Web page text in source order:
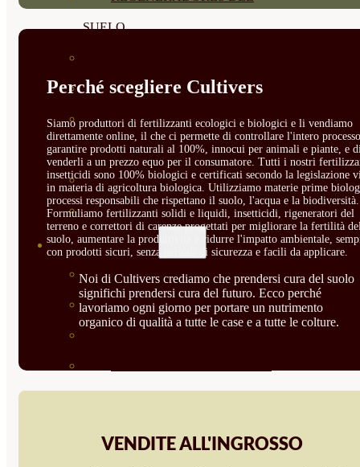
SUELO
MATERIAS PRIMAS
PROTECCIÓN CULTIVOS Y
PLANTAS
PLANTAS INTERIOR
GROWPUNCH
SEMILLAS
VER TODAS
BIODINÁMICAS DEMETER
Perché scegliere Cultivers
Siamo produttori di fertilizzanti ecologici e biologici e li vendiamo
direttamente online, il che ci permette di controllare l'intero
garantire prodotti naturali al 100%, innocui per animali e piante, e
venderli a un prezzo equo per il consumatore. Tutti i nostri
insetticidi sono 100% biologici e certificati secondo la legislazione
in materia di agricoltura biologica. Utilizziamo materie prime
processi responsabili che rispettano il suolo, l'acqua e la biodiversità.
Formuliamo fertilizzanti solidi e liquidi, insetticidi, rigeneratori del
terreno e correttori di carenze progettati per migliorare la fertilità
suolo, aumentare la produttività e ridurre l'impatto ambientale,
con prodotti sicuri, senza periodi di sicurezza e facili da applicare.
Noi di Cultivers crediamo che prendersi cura del suolo
significhi prendersi cura del futuro. Ecco perché
lavoriamo ogni giorno per portare un nutrimento
organico di qualità a tutte le case e a tutte le colture.
VENDITE ALL'INGROSSO